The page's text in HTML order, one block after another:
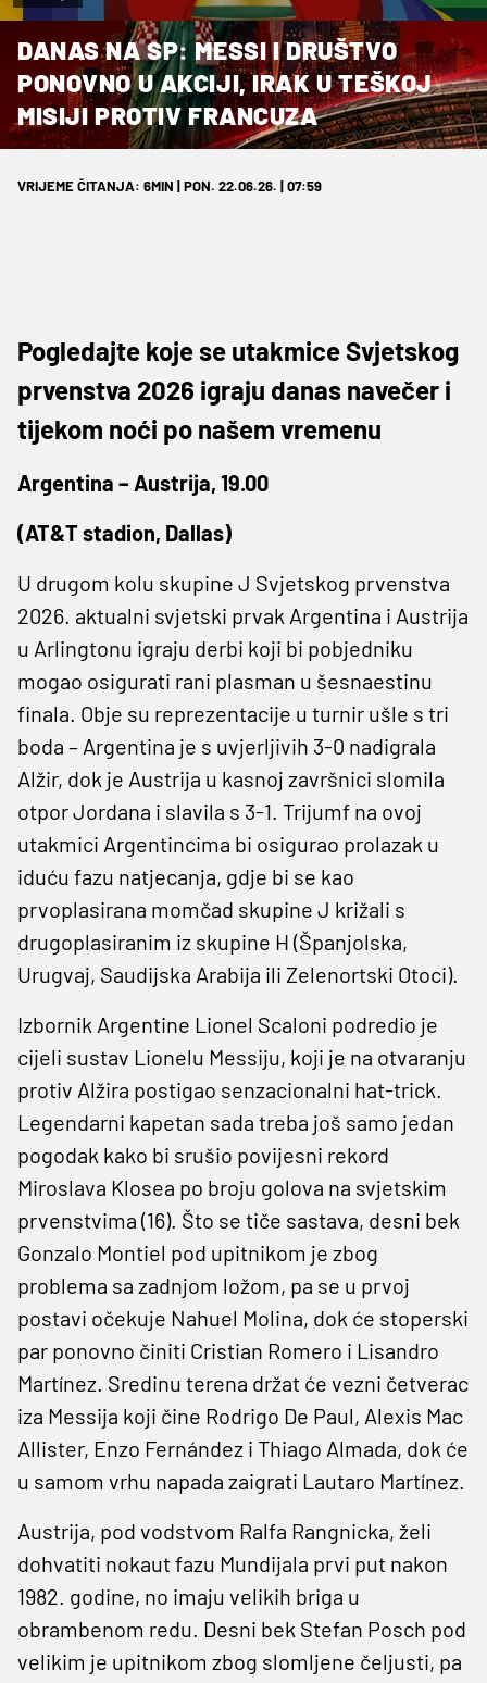
DANAS NA SP: MESSI I DRUŠTVO
PONOVNO U AKCIJI, IRAK U TEŠKOJ
MISIJI PROTIV FRANCUZA
VRIJEME ČITANJA: 6MIN | PON. 22.06.26. | 07:59
Pogledajte koje se utakmice Svjetskog
prvenstva 2026 igraju danas navečer i
tijekom noći po našem vremenu
Argentina – Austrija, 19.00
(AT&T stadion, Dallas)
U drugom kolu skupine J Svjetskog prvenstva
2026. aktualni svjetski prvak Argentina i Austrija
u Arlingtonu igraju derbi koji bi pobjedniku
mogao osigurati rani plasman u šesnaestinu
finala. Obje su reprezentacije u turnir ušle s tri
boda – Argentina je s uvjerljivih 3-0 nadigrala
Alžir, dok je Austrija u kasnoj završnici slomila
otpor Jordana i slavila s 3-1. Trijumf na ovoj
utakmici Argentincima bi osigurao prolazak u
iduću fazu natjecanja, gdje bi se kao
prvoplasirana momčad skupine J križali s
drugoplasiranim iz skupine H (Španjolska,
Urugvaj, Saudijska Arabija ili Zelenortski Otoci).
Izbornik Argentine Lionel Scaloni podredio je
cijeli sustav Lionelu Messiju, koji je na otvaranju
protiv Alžira postigao senzacionalni hat-trick.
Legendarni kapetan sada treba još samo jedan
pogodak kako bi srušio povijesni rekord
Miroslava Klosea po broju golova na svjetskim
prvenstvima (16). Što se tiče sastava, desni bek
Gonzalo Montiel pod upitnikom je zbog
problema sa zadnjom ložom, pa se u prvoj
postavi očekuje Nahuel Molina, dok će stoperski
par ponovno činiti Cristian Romero i Lisandro
Martínez. Sredinu terena držat će vezni četverac
iza Messija koji čine Rodrigo De Paul, Alexis Mac
Allister, Enzo Fernández i Thiago Almada, dok će
u samom vrhu napada zaigrati Lautaro Martínez.
Austrija, pod vodstvom Ralfa Rangnicka, želi
dohvatiti nokaut fazu Mundijala prvi put nakon
1982. godine, no imaju velikih briga u
obrambenom redu. Desni bek Stefan Posch pod
velikim je upitnikom zbog slomljene čeljusti, pa